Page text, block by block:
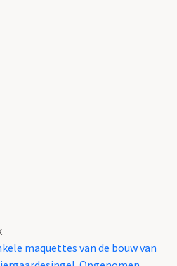
maquettes van de bouw van